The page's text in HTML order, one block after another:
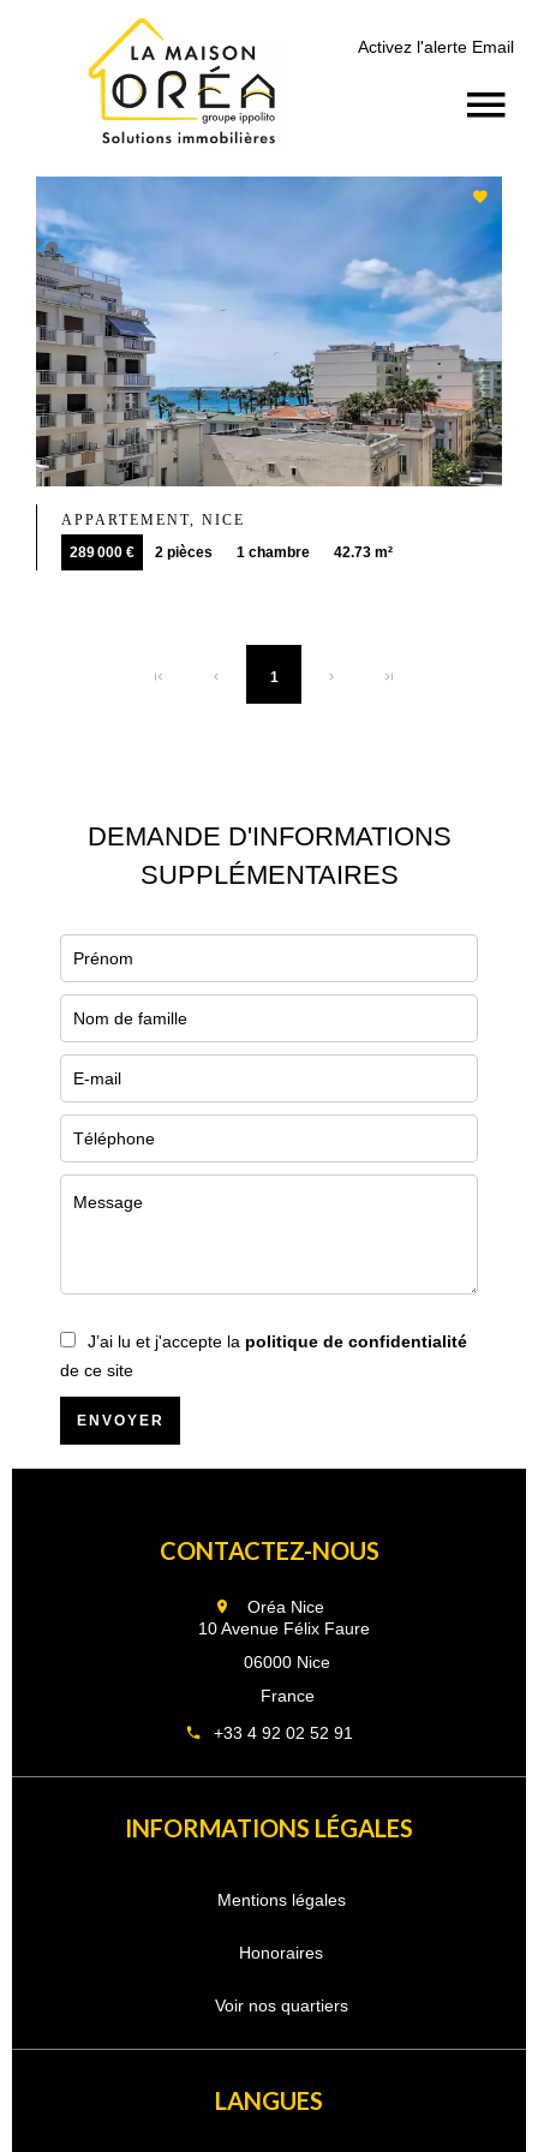
Activez l'alerte Email
APPARTEMENT, NICE
289 000 €
2 pièces 1 chambre 42.73 m²
1
DEMANDE D'INFORMATIONS
SUPPLÉMENTAIRES
J’ai lu et j'accepte la politique de confidentialité
de ce site
ENVOYER
CONTACTEZ-NOUS
Oréa Nice
10 Avenue Félix Faure
06000 Nice
France
+33 4 92 02 52 91
INFORMATIONS LÉGALES
Mentions légales
Honoraires
Voir nos quartiers
LANGUES